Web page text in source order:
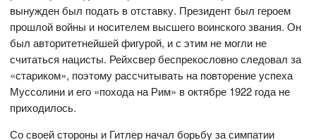
вынужден был подать в отставку. Президент был героем
прошлой войны и носителем высшего воинского звания. Он
был авторитетнейшей фигурой, и с этим не могли не
считаться нацисты. Рейхсвер беспрекословно следовал за
«стариком», поэтому рассчитывать на повторение успеха
Муссолини и его «похода на Рим» в октябре 1922 года не
приходилось.
Со своей стороны и Гитлер начал борьбу за симпатии